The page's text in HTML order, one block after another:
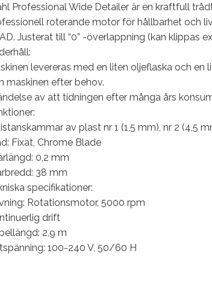
Professional Wide Detailer är en kraftfull
roterande motor för hållbarhet och
Justerat till “0” -överlappning (kan klippas
levereras med en liten oljeflaska och
maskinen efter behov.
av att tidningen efter många års
av plast nr 1 (1,5 mm), nr 2 (4,5
Fixat, Chrome Blade
0,2 mm
38 mm
specifikationer:
Rotationsmotor, 5000 rpm
drift
2,9 m
100-240 V, 50/60 H